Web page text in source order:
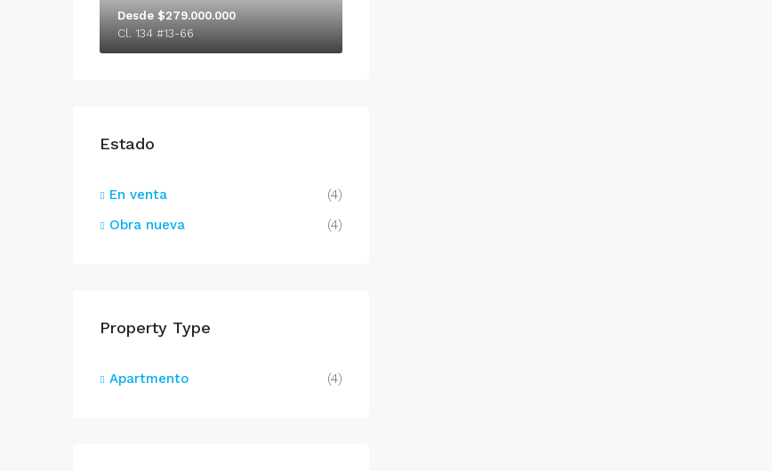
Desde $279.000.000
Cl. 134 #13-66
Estado
En venta
(4)
Obra nueva
(4)
Property Type
Apartmento (4)